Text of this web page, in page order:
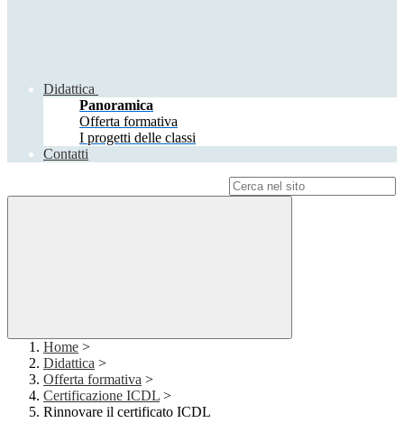
Didattica
Panoramica
Offerta formativa
I progetti delle classi
Contatti
Home >
Didattica >
Offerta formativa >
Certificazione ICDL >
Rinnovare il certificato ICDL